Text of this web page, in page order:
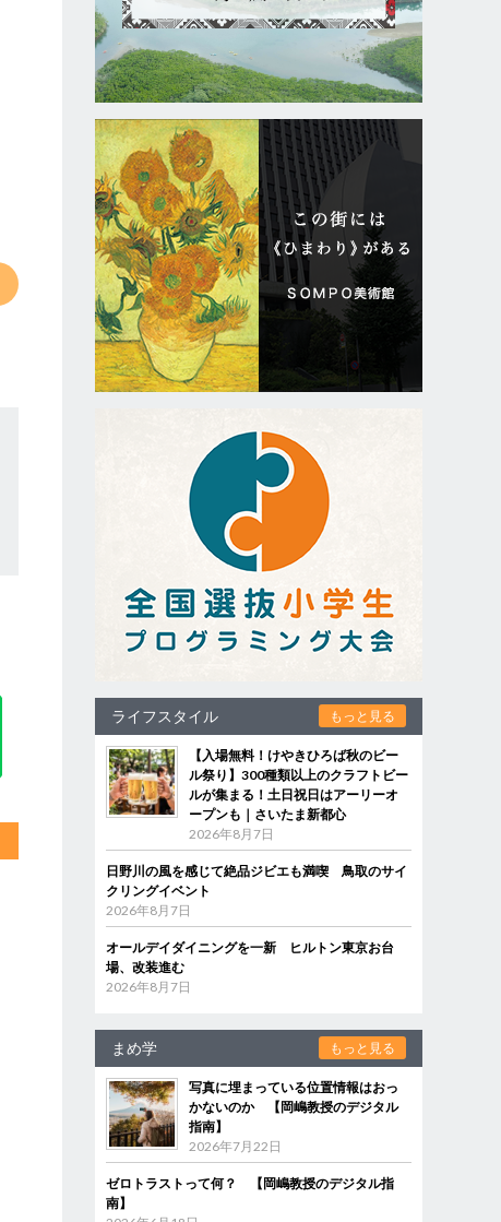
ライフスタイル もっと見る
【入場無料！けやきひろば秋のビー
ル祭り】300種類以上のクラフトビー
ルが集まる！土日祝日はアーリーオ
ープンも｜さいたま新都心
2026年8月7日
日野川の風を感じて絶品ジビエも満喫 鳥取のサイ
クリングイベント
2026年8月7日
オールデイダイニングを一新 ヒルトン東京お台
場、改装進む
2026年8月7日
まめ学 もっと見る
写真に埋まっている位置情報はおっ
かないのか 【岡嶋教授のデジタル
指南】
2026年7月22日
ゼロトラストって何？ 【岡嶋教授のデジタル指
南】